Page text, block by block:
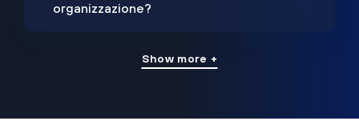
organizzazione?
Show more +